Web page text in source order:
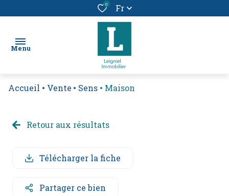
0 Fr
Menu
bien
Accueil Vente Sens Maison
Retour aux résultats
Télécharger la fiche
Partager ce bien